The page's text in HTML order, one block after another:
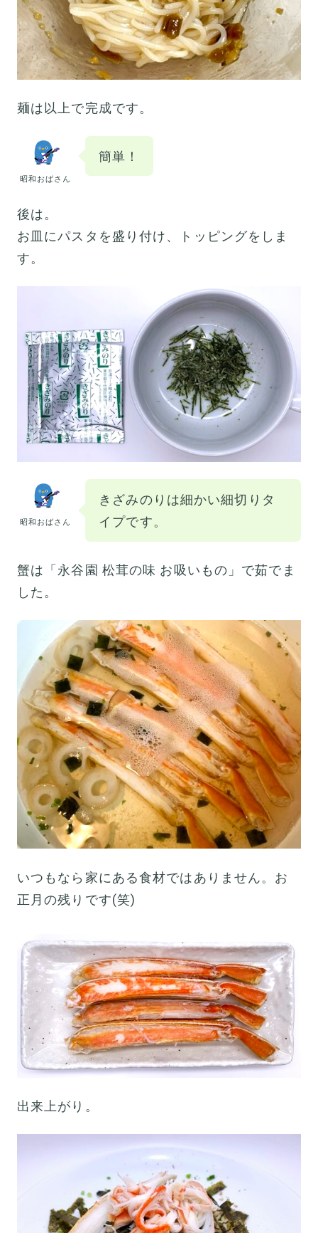
麺は以上で完成です。
昭和おばさん
簡単！
後は。
お皿にパスタを盛り付け、トッピングをしま
す。
昭和おばさん
きざみのりは細かい細切りタ
イプです。
蟹は「永谷園 松茸の味 お吸いもの」で茹でま
した。
いつもなら家にある食材ではありません。お
正月の残りです(笑)
出来上がり。